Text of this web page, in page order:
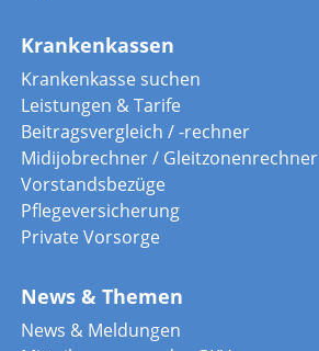
Krankenkassen
Krankenkasse suchen
Leistungen & Tarife
Beitragsvergleich / -rechner
Midijobrechner / Gleitzonenrechner
Vorstandsbezüge
Pflegeversicherung
Private Vorsorge
News & Themen
News & Meldungen